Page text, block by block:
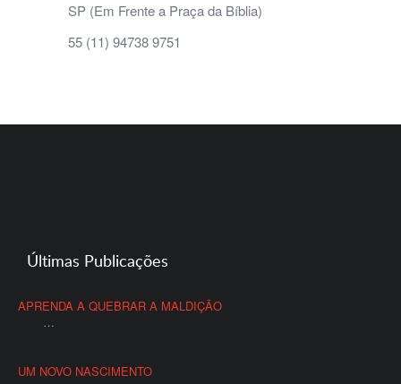
SP (Em Frente a Praça da Bíblia)
55 (11) 94738 9751
Últimas Publicações
APRENDA A QUEBRAR A MALDIÇÃO
…
UM NOVO NASCIMENTO